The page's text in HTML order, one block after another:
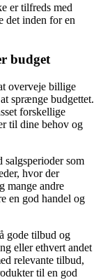
er tilfreds med
det inden for en
budget
overveje billige
sprænge budgettet.
forskellige
til dine behov og
salgsperioder som
hvor der
mange andre
en god handel og
gode tilbud og
eller ethvert andet
relevante tilbud,
til en god